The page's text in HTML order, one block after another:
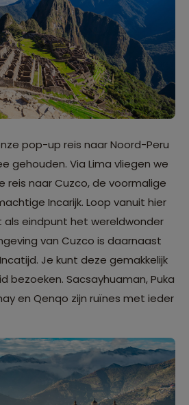
pop-up reis naar Noord-Peru
gehouden. Via Lima vliegen we
reis naar Cuzco, de voormalige
Incarijk. Loop vanuit hier
als eindpunt het wereldwonder
van Cuzco is daarnaast
Je kunt deze gemakkelijk
bezoeken. Sacsayhuaman, Puka
en Qenqo zijn ruïnes met ieder